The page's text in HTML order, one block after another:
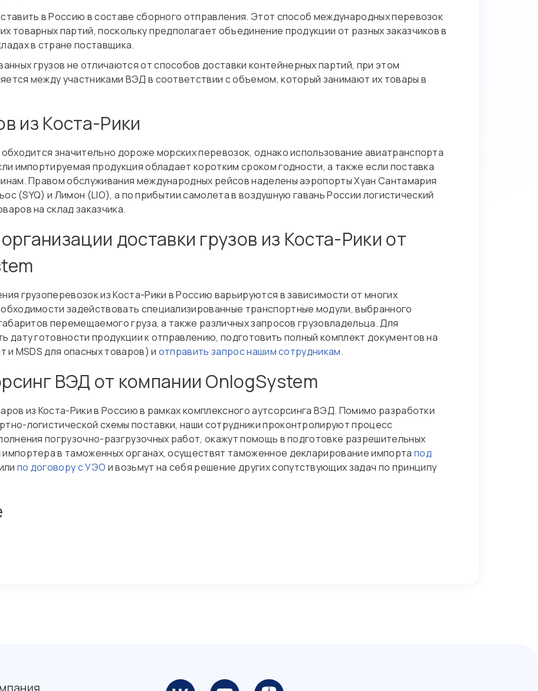
в Россию в составе сборного отправления. Этот способ международных перевозок
товарных партий, поскольку предполагает объединение продукции от разных заказчиков в
в стране поставщика.
грузов не отличаются от способов доставки контейнерных партий, при этом
между участниками ВЭД в соответствии с объемом, который занимают их товары в
из Коста-Рики
значительно дороже морских перевозок, однако использование авиатранспорта
импортируемая продукция обладает коротким сроком годности, а также если поставка
Правом обслуживания международных рейсов наделены аэропорты Хуан Сантамария
(SYQ) и Лимон (LIO), а по прибытии самолета в воздушную гавань России логистический
на склад заказчика.
доставки грузов из Коста-Рики от
грузоперевозок из Коста-Рики в Россию варьируются в зависимости от многих
задействовать специализированные транспортные модули, выбранного
перемещаемого груза, а также различных запросов грузовладельца. Для
дату готовности продукции к отправлению, подготовить полный комплект документов на
и MSDS для опасных товаров) и отправить запрос нашим сотрудникам.
ВЭД от компании OnlogSystem
из Коста-Рики в Россию в рамках комплексного аутсорсинга ВЭД. Помимо разработки
логистической схемы поставки, наши сотрудники проконтролируют процесс
погрузочно-разгрузочных работ, окажут помощь в подготовке разрешительных
в таможенных органах, осуществят таможенное декларирование импорта под
по договору с УЭО и возьмут на себя решение других сопутствующих задач по принципу